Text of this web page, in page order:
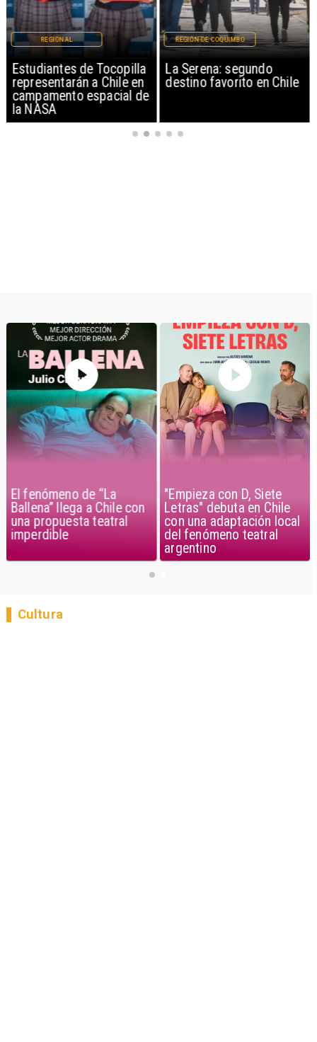
Estudiantes de Tocopilla
representarán a Chile en
campamento espacial de
la NASA
REGIONAL
La Serena: segundo
destino favorito en Chile
REGIÓN DE COQUIMBO
El fenómeno de “La
Ballena” llega a Chile con
una propuesta teatral
imperdible
"Empieza con D, Siete
Letras" debuta en Chile
con una adaptación local
del fenómeno teatral
argentino
Cultura